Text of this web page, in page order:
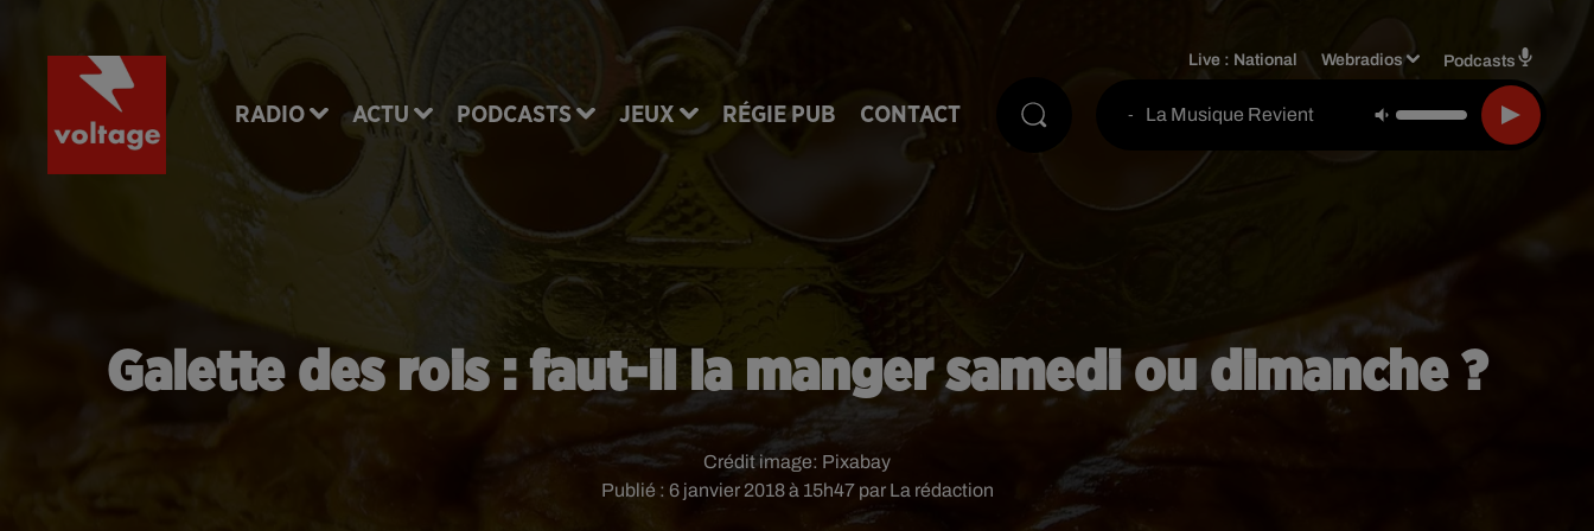
RADIO ACTU PODCASTS JEUX RÉGIE PUB CONTACT
Live : National Webradios Podcasts
- La Musique Revient
Galette des rois : faut-il la manger samedi ou dimanche ?
Publié : 6 janvier 2018 à 15h47 par La rédaction
Crédit image: Pixabay